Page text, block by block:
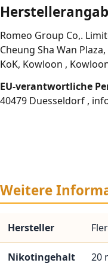
Romeo Group Co,.
Cheung Sha Wan
KoK, Kowloon ,
EU-verantwortliche
40479 Duesseldorf ,
Weitere
Hersteller
Nikotingehalt 20